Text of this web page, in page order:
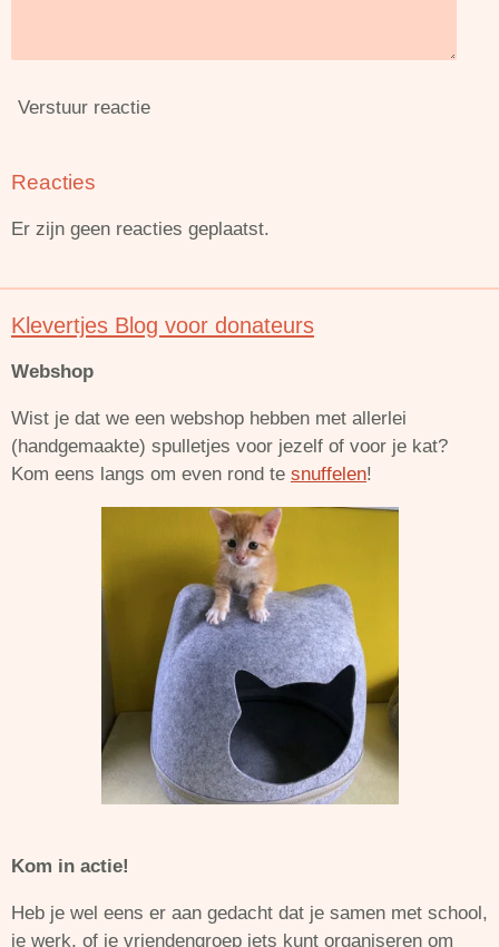
Verstuur reactie
Reacties
Er zijn geen reacties geplaatst.
Klevertjes Blog voor donateurs
Webshop
Wist je dat we een webshop hebben met allerlei
(handgemaakte) spulletjes voor jezelf of voor je kat?
Kom eens langs om even rond te snuffelen!
Kom in actie!
Heb je wel eens er aan gedacht dat je samen met school,
je werk, of je vriendengroep iets kunt organiseren om